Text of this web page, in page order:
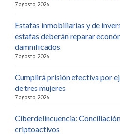
7 agosto, 2026
Estafas inmobiliarias y de
estafas deberán reparar
damnificados
7 agosto, 2026
Cumplirá prisión efectiva por
de tres mujeres
7 agosto, 2026
Ciberdelincuencia:
criptoactivos